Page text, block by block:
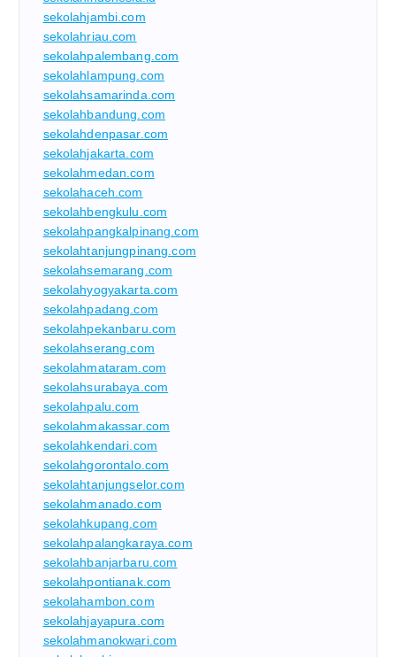
sekolahjambi.com
sekolahriau.com
sekolahpalembang.com
sekolahlampung.com
sekolahsamarinda.com
sekolahbandung.com
sekolahdenpasar.com
sekolahjakarta.com
sekolahmedan.com
sekolahaceh.com
sekolahbengkulu.com
sekolahpangkalpinang.com
sekolahtanjungpinang.com
sekolahsemarang.com
sekolahyogyakarta.com
sekolahpadang.com
sekolahpekanbaru.com
sekolahserang.com
sekolahmataram.com
sekolahsurabaya.com
sekolahpalu.com
sekolahmakassar.com
sekolahkendari.com
sekolahgorontalo.com
sekolahtanjungselor.com
sekolahmanado.com
sekolahkupang.com
sekolahpalangkaraya.com
sekolahbanjarbaru.com
sekolahpontianak.com
sekolahambon.com
sekolahjayapura.com
sekolahmanokwari.com